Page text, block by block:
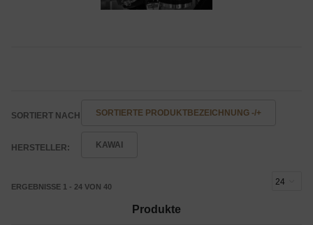
SORTIERT NACH SORTIERTE PRODUKTBEZEICHNUNG -/+
HERSTELLER: KAWAI
ERGEBNISSE 1 - 24 VON 40
Produkte